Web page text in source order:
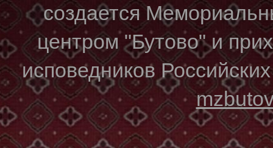
создается
центром "Бутово" и
исповедников